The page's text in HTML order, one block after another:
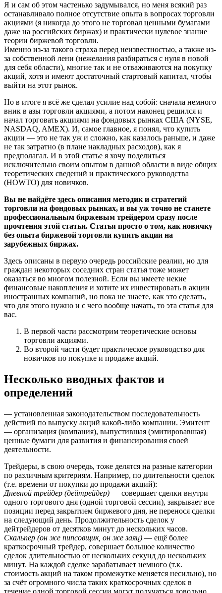
Я и сам об этом частенько задумывался, но меня всякий раз
останавливало полное отсутствие опыта в вопросах торговли
акциями (я никогда до этого не торговал ценными бумагами
даже на российских биржах) и практически нулевое знание
теории биржевой торговли.
Именно из-за такого страха перед неизвестностью, а также из-
за собственной лени (нежелания разбираться с нуля в новой
для себя области), многие так и не отваживаются на покупку
акций, хотя и имеют достаточный стартовый капитал, чтобы
выйти на этот рынок.
Но в итоге я всё же сделал усилие над собой: сначала немного
вник в азы торговли акциями, а потом наконец решился и
начал торговать акциями на фондовых рынках США (NYSE,
NASDAQ, AMEX). И, самое главное, я понял, что купить
акции — это не так уж и сложно, как казалось раньше, и даже
не так затратно (в плане накладных расходов), как я
предполагал. И в этой статье я хочу поделиться
исключительно своим опытом в данной области в виде общих
теоретических сведений и практического руководства
(HOWTO) для новичков.
Вы не найдёте здесь описания методик и стратегий
торговли на фондовых рынках, и вы уж точно не станете
профессиональным биржевым трейдером сразу после
прочтения этой статьи. Статья просто о том, как новичку
без опыта биржевой торговли купить акции на
зарубежных биржах.
Здесь описаны в первую очередь российские реалии, но для
граждан некоторых соседних стран статья тоже может
оказаться во многом полезной. Если вы имеете некие
финансовые накопления и хотите их инвестировать в акции
иностранных компаний, но пока не знаете, как это сделать,
что для этого нужно и с чего вообще начать, то эта статья для
вас.
В первой части рассмотрим теоретические основы
торговли акциями.
Во второй части будет практическое руководство для
новичков по покупке и продаже акций.
Несколько вводных фактов и
определений
— установленная законодательством последовательность
действий по выпуску акций какой-либо компании. Эмитент
— организация (компания), выпустившая (эмитировавшая)
ценные бумаги для развития и финансирования своей
деятельности.
Трейдеры, в свою очередь, тоже делятся на разные категории
по различным критериям. Например, по длительности сделок
(т.е. времени от покупки до продажи акций):
Дневной трейдер (дейтрейдер) — совершает сделки внутри
одного торгового дня (одной торговой сессии), закрывает все
позиции перед закрытием биржевого дня, не перенося сделки
на следующий день. Продолжительность сделок у
дейтрейдеров от десятков минут до нескольких часов.
Скальпер (он же пипсовщик, он же заяц) — ещё более
краткосрочный трейдер, совершает большое количество
сделок длительностью от нескольких секунд до нескольких
минут. На каждой сделке зарабатывает немного (т.к.
стоимость акций на таком промежутке меняется несильно), но
за счёт огромного числа таких краткосрочных сделок в
течение одной торговой сессии могут получаться довольно